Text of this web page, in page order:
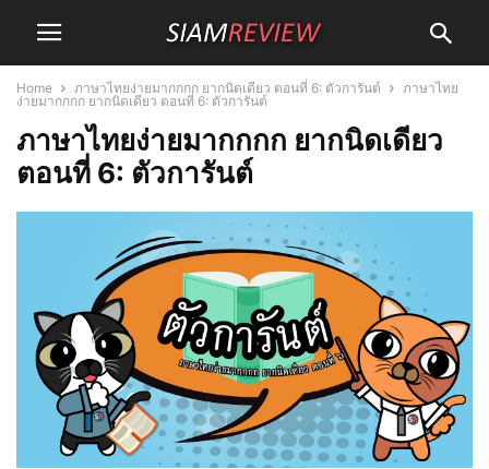
Home ภาษาไทยง่ายมากกกก ยากนิดเดียว ตอนที่ 6: ตัวการันต์
ภาษาไทย
ง่ายมากกกก ยากนิดเดียว ตอนที่ 6: ตัวการันต์
ภาษาไทยง่ายมากกกก ยากนิดเดียว
ตอนที่ 6: ตัวการันต์